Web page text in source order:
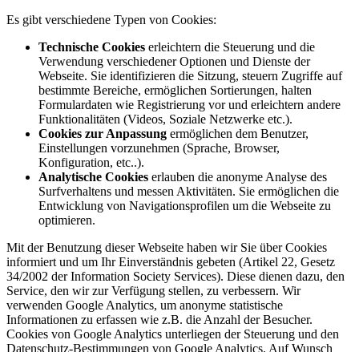
Es gibt verschiedene Typen von Cookies:
Technische Cookies erleichtern die Steuerung und die
Verwendung verschiedener Optionen und Dienste der
Webseite. Sie identifizieren die Sitzung, steuern Zugriffe auf
bestimmte Bereiche, ermöglichen Sortierungen, halten
Formulardaten wie Registrierung vor und erleichtern andere
Funktionalitäten (Videos, Soziale Netzwerke etc.).
Cookies zur Anpassung ermöglichen dem Benutzer,
Einstellungen vorzunehmen (Sprache, Browser,
Konfiguration, etc..).
Analytische Cookies erlauben die anonyme Analyse des
Surfverhaltens und messen Aktivitäten. Sie ermöglichen die
Entwicklung von Navigationsprofilen um die Webseite zu
optimieren.
Mit der Benutzung dieser Webseite haben wir Sie über Cookies
informiert und um Ihr Einverständnis gebeten (Artikel 22, Gesetz
34/2002 der Information Society Services). Diese dienen dazu, den
Service, den wir zur Verfügung stellen, zu verbessern. Wir
verwenden Google Analytics, um anonyme statistische
Informationen zu erfassen wie z.B. die Anzahl der Besucher.
Cookies von Google Analytics unterliegen der Steuerung und den
Datenschutz-Bestimmungen von Google Analytics. Auf Wunsch